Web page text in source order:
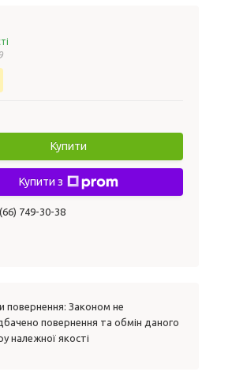
Купити
Купити з
749-30-38
Законом не
повернення та обмін даного
належної якості